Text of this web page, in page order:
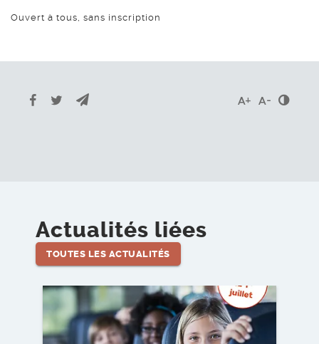
Ouvert à tous, sans inscription
Partager sur Facebook
Partager sur Twitter Agrandir le
Réduire
Actualités liées
TOUTES LES ACTUALITÉS
Lire l'article